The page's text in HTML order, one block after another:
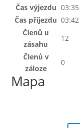
Čas výjezdu 03:35
Čas příjezdu 03:42
Členů u
zásahu
12
Členů v
záloze
0
Mapa